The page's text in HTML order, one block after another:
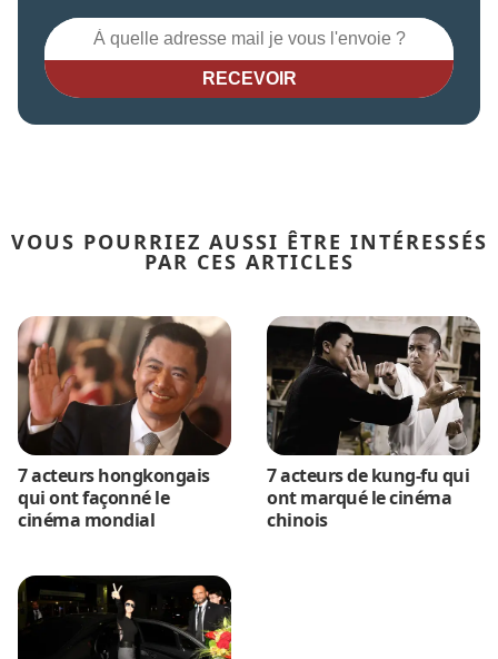
RECEVOIR
VOUS POURRIEZ AUSSI ÊTRE INTÉRESSÉS
PAR CES ARTICLES
7 acteurs hongkongais
qui ont façonné le
cinéma mondial
7 acteurs de kung-fu qui
ont marqué le cinéma
chinois